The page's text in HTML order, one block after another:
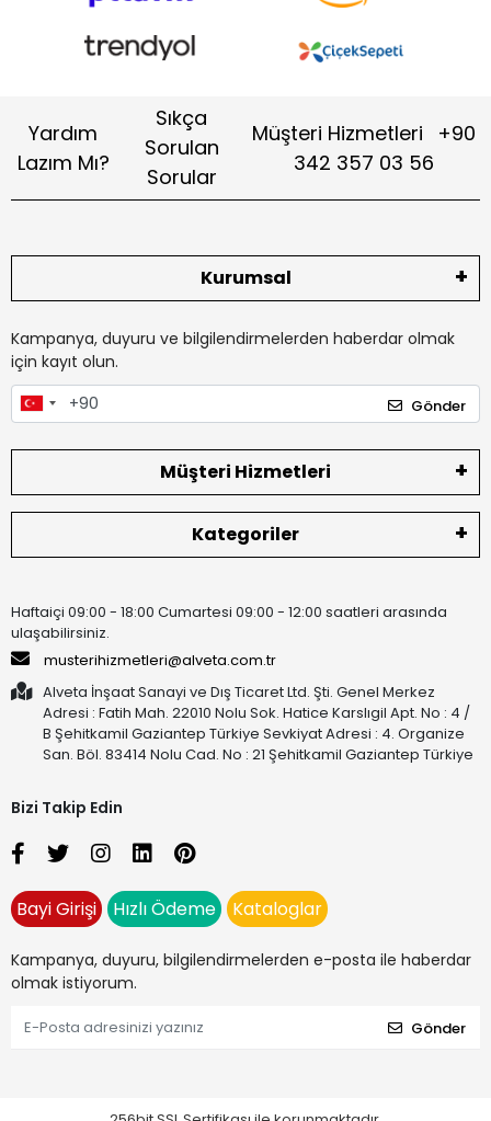
Yardım
Lazım Mı?
Sıkça
Sorulan
Sorular
Müşteri Hizmetleri
+90
342 357 03 56
Kurumsal
Kampanya, duyuru ve bilgilendirmelerden haberdar olmak
için kayıt olun.
Gönder
Müşteri Hizmetleri
Kategoriler
Haftaiçi 09:00 - 18:00 Cumartesi 09:00 - 12:00 saatleri arasında
ulaşabilirsiniz.
musterihizmetleri@alveta.com.tr
Alveta İnşaat Sanayi ve Dış Ticaret Ltd. Şti. Genel Merkez
Adresi : Fatih Mah. 22010 Nolu Sok. Hatice Karslıgil Apt. No : 4 /
B Şehitkamil Gaziantep Türkiye Sevkiyat Adresi : 4. Organize
San. Böl. 83414 Nolu Cad. No : 21 Şehitkamil Gaziantep Türkiye
Bizi Takip Edin
Bayi Girişi Hızlı Ödeme Kataloglar
Kampanya, duyuru, bilgilendirmelerden e-posta ile haberdar
olmak istiyorum.
Gönder